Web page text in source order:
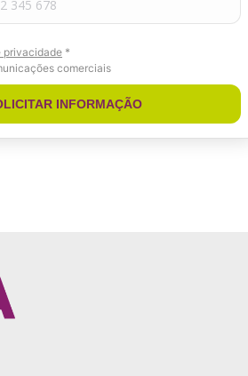
privacidade *
comerciais
INFORMAÇÃO